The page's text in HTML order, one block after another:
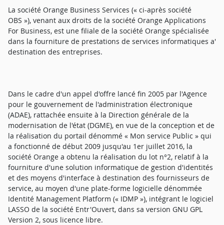
La société Orange Business Services (« ci-après société
OBS »), venant aux droits de la société Orange Applications
For Business, est une filiale de la société Orange spécialisée
dans la fourniture de prestations de services informatiques a'
destination des entreprises.
Dans le cadre d'un appel d'offre lancé fin 2005 par l'Agence
pour le gouvernement de l'administration électronique
(ADAE), rattachée ensuite à la Direction générale de la
modernisation de l'état (DGME), en vue de la conception et de
la réalisation du portail dénommé « Mon service Public » qui
a fonctionné de début 2009 jusqu'au 1er juillet 2016, la
société Orange a obtenu la réalisation du lot n°2, relatif à la
fourniture d'une solution informatique de gestion d'identités
et des moyens d'interface à destination des fournisseurs de
service, au moyen d'une plate-forme logicielle dénommée
Identité Management Platform (« IDMP »), intégrant le logiciel
LASSO de la société Entr'Ouvert, dans sa version GNU GPL
Version 2, sous licence libre.